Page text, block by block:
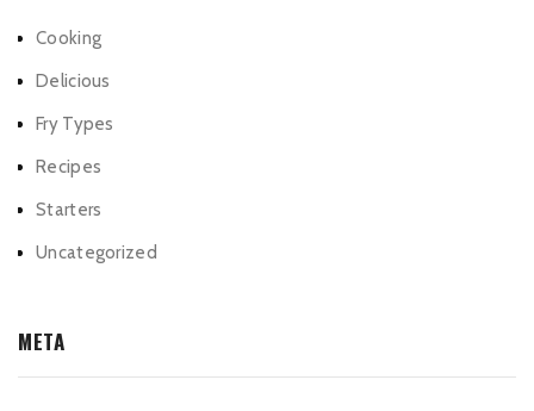
Cooking
Delicious
Fry Types
Recipes
Starters
Uncategorized
META